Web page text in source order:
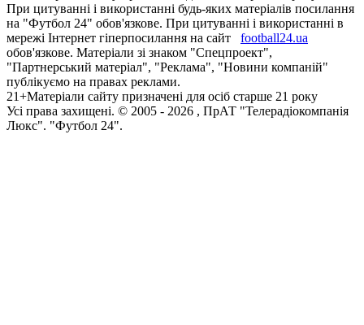
При цитуванні і використанні будь-яких матеріалів посилання
на "Футбол 24" обов'язкове. При цитуванні і використанні в
мережі Інтернет гіперпосилання на сайт
football24.ua
обов'язкове. Матеріали зі знаком "Спецпроект",
"Партнерський матеріал", "Реклама", "Новини компаній"
публікуємо на правах реклами.
21+Матеріали сайту призначені для осіб старше 21 року
Усi права захищенi. © 2005 - 2026 , ПрАТ "Телерадіокомпанія
Люкс". "Футбол 24".